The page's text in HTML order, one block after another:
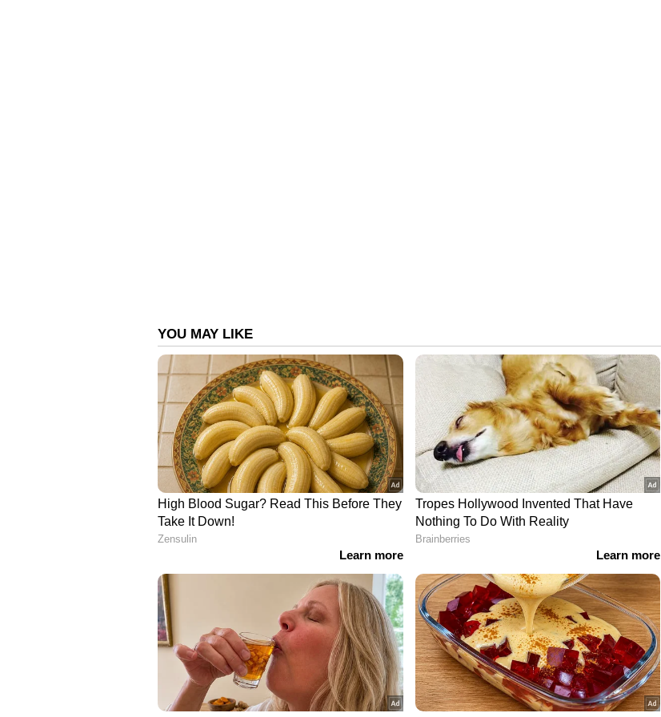
പ്ലോട്ട് ഇ.എം.ഐ : 44,000 രൂപ
ഗുരുഗ്രാമിലെ വീട്ടുവാടക: 25,000 രൂപ
പലചരക്ക് സാധനങ്ങൾ: 6,000 - 7,000. രൂപ വരെ
ഇന്ധനച്ചെലവ്: ₹8,000 - ₹10,000 രൂപ
വ്യക്തിപരമായ ചെലവുകൾക്ക്: 15,000 രൂപ
പുറത്ത് നിന്നുള്ള ഭക്ഷണം, മറ്റ് ചെലവുകൾ: 7,000 - ₹8,000
ആകെ ചില്: ഏകദേശം ₹1.1 ലക്ഷം
നാട്ടിലുള്ള മാതാപിതാക്കളുടെ ആവശ്യങ്ങൾ എന്നിങ്ങനെ അപ്രതീക്ഷിതമായി വരുന്ന
വലിയ ചെലവുകൾ കൂടിയാകുമ്പോൾ കയ്യിൽ ഒന്നും ഇല്ലാത്ത അവസ്ഥയാകും,"
അദ്ദേഹം കൂട്ടിച്ചേർക്കുന്നു. കൂടാതെ, സുഹൃത്തുക്കളിൽ നിന്ന് വാങ്ങിയ 2.55
ലക്ഷത്തിന്‍റെ കടം എത്രയും വേഗം വീട്ടാനുള്ള ശ്രമത്തിലാണെന്നും ഇദ്ദേഹം എഴുതി.
'ഒരു വഴി പറഞ്ഞു തരൂ'